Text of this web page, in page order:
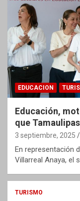
EDUCACION
Educación,
que
3 septiembre, 2025
En representación
Villarreal Anaya, el
TURISMO